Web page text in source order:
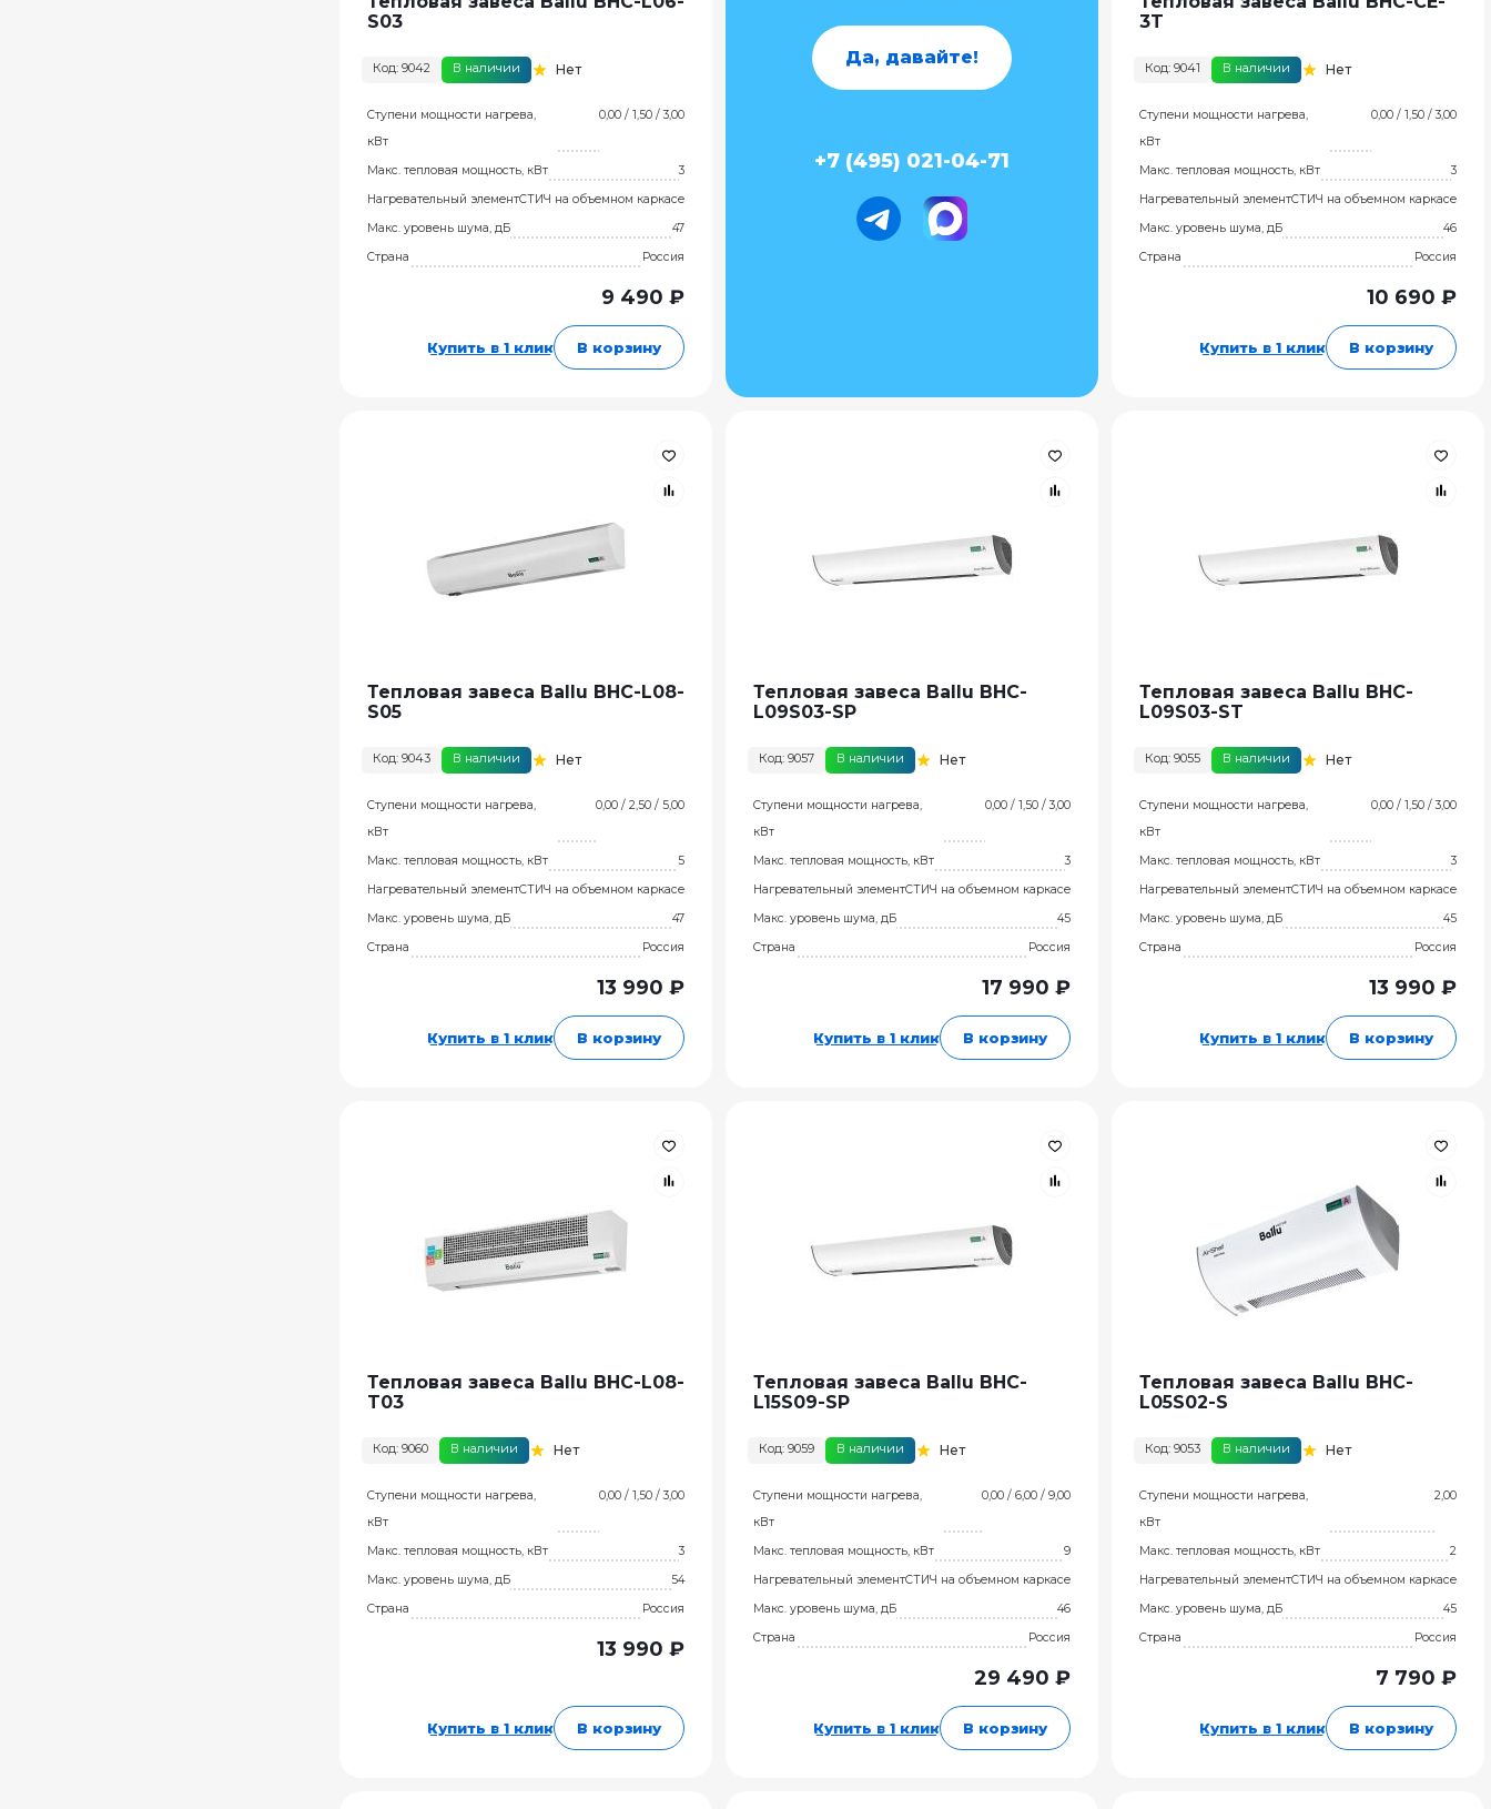
S03
Код: 9042 В наличии Нет
Ступени мощности нагрева,
кВт
0,00 / 1,50 / 3,00
Макс. тепловая мощность, кВт
3
Нагревательный элементСТИЧ на объемном каркасе
Макс. уровень шума, дБ
47
Страна
Россия
9 490 ₽
Купить в 1 клик В корзину
Да, давайте!
+7 (495) 021-04-71
3T
Код: 9041 В наличии Нет
Ступени мощности нагрева,
кВт
0,00 / 1,50 / 3,00
Макс. тепловая мощность, кВт
3
Нагревательный элементСТИЧ на объемном каркасе
Макс. уровень шума, дБ
46
Страна
Россия
10 690 ₽
Купить в 1 клик В корзину
Тепловая завеса Ballu BHC-L08-
S05
Код: 9043 В наличии Нет
Ступени мощности нагрева,
кВт
0,00 / 2,50 / 5,00
Макс. тепловая мощность, кВт
5
Нагревательный элементСТИЧ на объемном каркасе
Макс. уровень шума, дБ
47
Страна
Россия
13 990 ₽
Купить в 1 клик В корзину
Тепловая завеса Ballu BHC-
L09S03-SP
Код: 9057 В наличии Нет
Ступени мощности нагрева,
кВт
0,00 / 1,50 / 3,00
Макс. тепловая мощность, кВт
3
Нагревательный элементСТИЧ на объемном каркасе
Макс. уровень шума, дБ
45
Страна
Россия
17 990 ₽
Купить в 1 клик В корзину
Тепловая завеса Ballu BHC-
L09S03-ST
Код: 9055 В наличии Нет
Ступени мощности нагрева,
кВт
0,00 / 1,50 / 3,00
Макс. тепловая мощность, кВт
3
Нагревательный элементСТИЧ на объемном каркасе
Макс. уровень шума, дБ
45
Страна
Россия
13 990 ₽
Купить в 1 клик В корзину
Тепловая завеса Ballu BHC-L08-
T03
Код: 9060 В наличии Нет
Ступени мощности нагрева,
кВт
0,00 / 1,50 / 3,00
Макс. тепловая мощность, кВт
3
Макс. уровень шума, дБ
54
Страна
Россия
13 990 ₽
Купить в 1 клик В корзину
Тепловая завеса Ballu BHC-
L15S09-SP
Код: 9059 В наличии Нет
Ступени мощности нагрева,
кВт
0,00 / 6,00 / 9,00
Макс. тепловая мощность, кВт
9
Нагревательный элементСТИЧ на объемном каркасе
Макс. уровень шума, дБ
46
Страна
Россия
29 490 ₽
Купить в 1 клик В корзину
Тепловая завеса Ballu BHC-
L05S02-S
Код: 9053 В наличии Нет
Ступени мощности нагрева,
кВт
2,00
Макс. тепловая мощность, кВт
2
Нагревательный элементСТИЧ на объемном каркасе
Макс. уровень шума, дБ
45
Страна
Россия
7 790 ₽
Купить в 1 клик В корзину